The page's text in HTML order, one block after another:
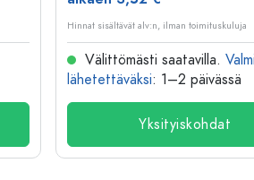
Hinnat sisältävät alv:n, ilman toimituskuluja
Välittömästi saatavilla.
lähetettäväksi: 1–2 päivässä
Yksityiskohdat